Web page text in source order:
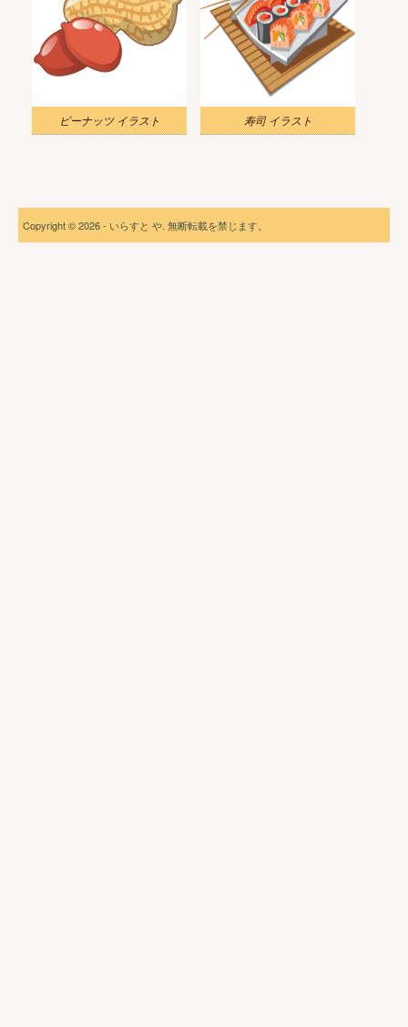
ピーナッツ イラスト 寿司 イラスト
Copyright © 2026 - いらすと や. 無断転載を禁じます。